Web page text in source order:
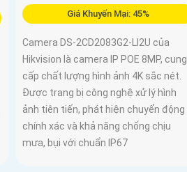
Giá Khuyến Mại: 45%
Camera DS-2CD2083G2-LI2U của
Hikvision là camera IP POE 8MP, cung
cấp chất lượng hình ảnh 4K sắc nét.
Được trang bị công nghệ xử lý hình
ảnh tiên tiến, phát hiện chuyển động
chính xác và khả năng chống chịu
mưa, bụi với chuẩn IP67